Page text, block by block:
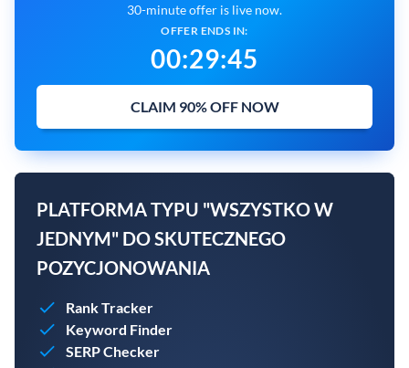
30-minute offer is live now.
OFFER ENDS IN:
00:29:44
CLAIM 90% OFF NOW
PLATFORMA TYPU "WSZYSTKO W
JEDNYM" DO SKUTECZNEGO
POZYCJONOWANIA
Rank Tracker
Keyword Finder
SERP Checker